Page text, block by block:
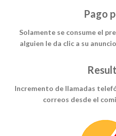
Pago
Solamente se consume el
alguien le da clic a su
Incremento de llamadas
correos desde el